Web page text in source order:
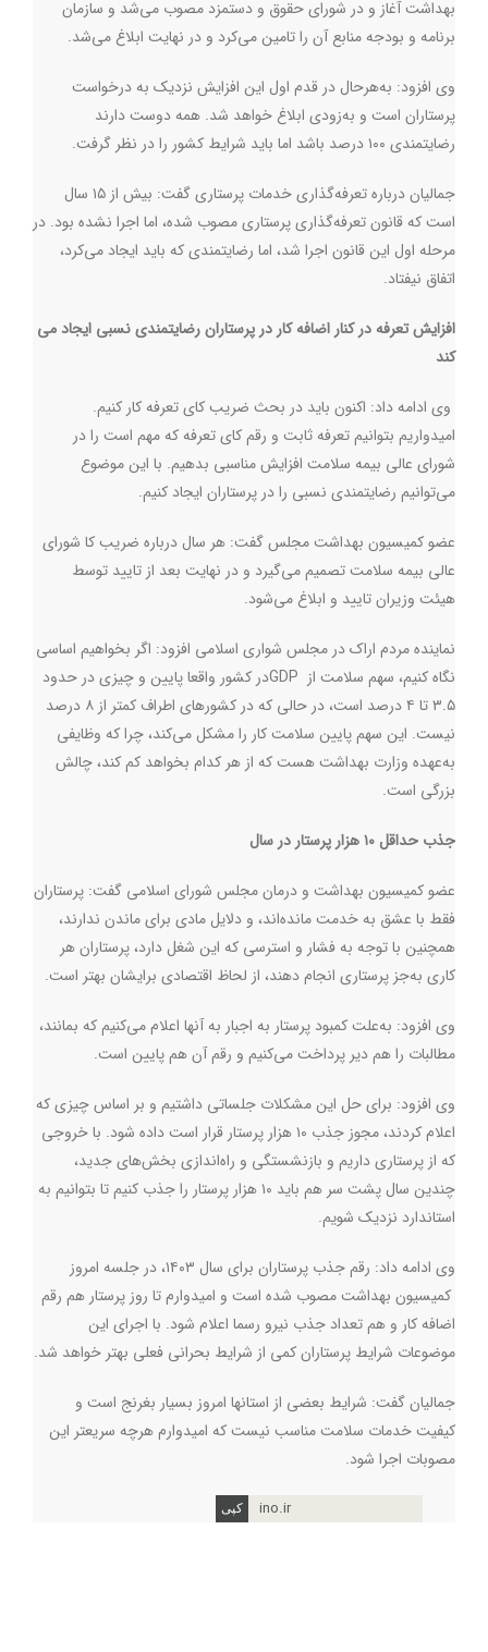
بهداشت آغاز و در شورای حقوق و دستمزد مصوب می‌شد و سازمان
برنامه و بودجه منابع آن را تامین می‌کرد و در نهایت ابلاغ می‌شد.
وی افزود: به‌هرحال در قدم اول این افزایش نزدیک به درخواست
پرستاران است و به‌زودی ابلاغ خواهد شد. همه دوست دارند
رضایتمندی ۱۰۰ درصد باشد اما باید شرایط کشور را در نظر گرفت.
جمالیان درباره تعرفه‌گذاری خدمات پرستاری گفت: بیش از ۱۵ سال
است که قانون تعرفه‌گذاری پرستاری مصوب شده، اما اجرا نشده بود. در
مرحله اول این قانون اجرا شد، اما رضایتمندی که باید ایجاد می‌کرد،
اتفاق نیفتاد.
افزایش تعرفه در کنار اضافه کار در پرستاران رضایتمندی نسبی ایجاد می
کند
وی ادامه داد: اکنون باید در بحث ضریب کای تعرفه کار کنیم.
امیدواریم بتوانیم تعرفه‌ ثابت و رقم کای تعرفه که مهم است را در
شورای عالی بیمه سلامت افزایش مناسبی بدهیم. با این موضوع
می‌توانیم رضایتمندی نسبی را در پرستاران ایجاد کنیم.
عضو کمیسیون بهداشت مجلس گفت: هر سال درباره ضریب کا شورای
عالی بیمه سلامت تصمیم می‌گیرد و در نهایت بعد از تایید توسط
هیئت وزیران تایید و ابلاغ می‌شود.
نماینده مردم اراک در مجلس شواری اسلامی افزود: اگر بخواهیم اساسی
نگاه کنیم، سهم سلامت از GDPدر کشور واقعا پایین و چیزی در حدود
۳.۵ تا ۴ درصد است،‌ در حالی که در کشورهای اطراف کمتر از ۸ درصد
نیست. این سهم پایین سلامت کار را مشکل می‌کند،‌ چرا که وظایفی
به‌عهده وزارت بهداشت هست که از هر کدام بخواهد کم کند، چالش
بزرگی است.
جذب حداقل ۱۰ هزار پرستار در سال
عضو کمیسیون بهداشت و درمان مجلس شورای اسلامی گفت: پرستاران
فقط با عشق به خدمت مانده‌اند، و دلایل مادی برای ماندن ندارند،
همچنین با توجه به فشار و استرسی که این شغل دارد، پرستاران هر
کاری به‌جز پرستاری انجام دهند، از لحاظ اقتصادی برایشان بهتر است.
وی افزود: به‌علت کمبود پرستار به اجبار به آنها اعلام می‌کنیم که بمانند،
مطالبات را هم دیر پرداخت می‌کنیم و رقم آن هم پایین است.
وی افزود:‌ برای حل این مشکلات جلساتی داشتیم و بر اساس چیزی که
اعلام کردند، مجوز جذب ۱۰ هزار پرستار قرار است داده شود. با خروجی
که از پرستاری داریم و بازنشستگی و راه‌اندازی بخش‌های جدید،
چندین سال پشت سر هم باید ۱۰ هزار پرستار را جذب کنیم تا بتوانیم به
استاندارد نزدیک شویم.
وی ادامه داد: رقم جذب پرستاران برای سال ۱۴۰۳، در جلسه امروز
کمیسیون بهداشت مصوب شده است و امیدوارم تا روز پرستار هم رقم
اضافه کار و هم تعداد جذب نیرو رسما اعلام شود. با اجرای این
موضوعات شرایط پرستاران کمی از شرایط بحرانی فعلی بهتر خواهد شد.
جمالیان گفت: شرایط بعضی از استانها امروز بسیار بغرنج است و
کیفیت خدمات سلامت مناسب نیست که امیدوارم هرچه سریعتر این
مصوبات اجرا شود.
ino.ir